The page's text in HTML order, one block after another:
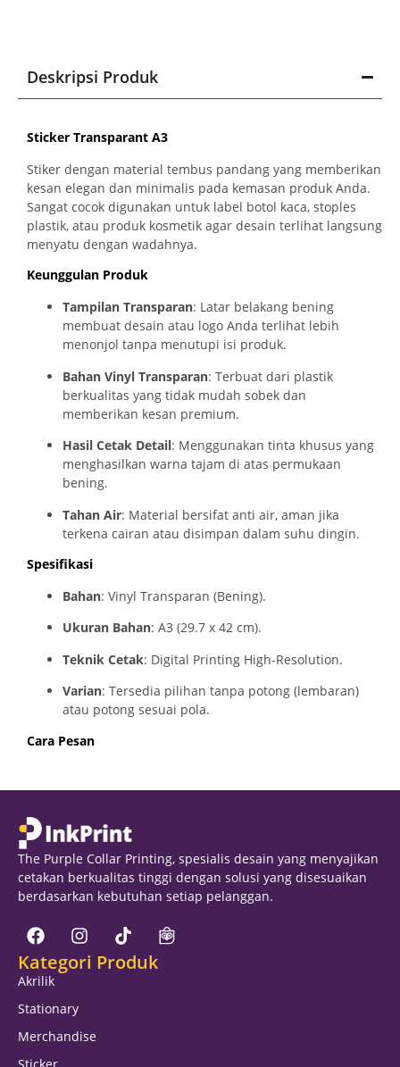
Deskripsi Produk
Sticker Transparant A3
Stiker dengan material tembus pandang yang memberikan
kesan elegan dan minimalis pada kemasan produk Anda.
Sangat cocok digunakan untuk label botol kaca, stoples
plastik, atau produk kosmetik agar desain terlihat langsung
menyatu dengan wadahnya.
Keunggulan Produk
Tampilan Transparan: Latar belakang bening
membuat desain atau logo Anda terlihat lebih
menonjol tanpa menutupi isi produk.
Bahan Vinyl Transparan: Terbuat dari plastik
berkualitas yang tidak mudah sobek dan
memberikan kesan premium.
Hasil Cetak Detail: Menggunakan tinta khusus yang
menghasilkan warna tajam di atas permukaan
bening.
Tahan Air: Material bersifat anti air, aman jika
terkena cairan atau disimpan dalam suhu dingin.
Spesifikasi
Bahan: Vinyl Transparan (Bening).
Ukuran Bahan: A3 (29.7 x 42 cm).
Teknik Cetak: Digital Printing High-Resolution.
Varian: Tersedia pilihan tanpa potong (lembaran)
atau potong sesuai pola.
Cara Pesan
The Purple Collar Printing, spesialis desain yang menyajikan
cetakan berkualitas tinggi dengan solusi yang disesuaikan
berdasarkan kebutuhan setiap pelanggan.
Kategori Produk
Akrilik
Stationary
Merchandise